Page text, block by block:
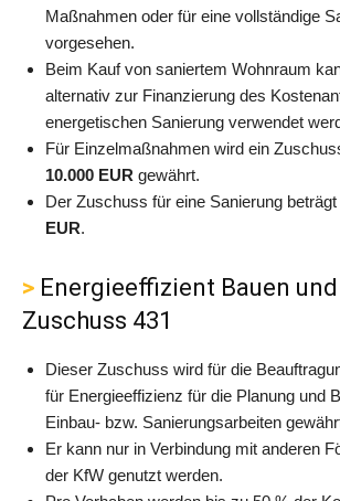
Maßnahmen oder für eine vollständige
vorgesehen.
Beim Kauf von saniertem Wohnraum
alternativ zur Finanzierung des
energetischen Sanierung verwendet
Für Einzelmaßnahmen wird ein
10.000 EUR gewährt.
Der Zuschuss für eine Sanierung beträgt
EUR.
Energieeffizient Bauen
Zuschuss 431
Dieser Zuschuss wird für die
für Energieeffizienz für die Planung und
Einbau- bzw. Sanierungsarbeiten
Er kann nur in Verbindung mit anderen
der KfW genutzt werden.